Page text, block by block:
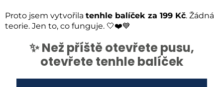
Proto jsem vytvořila tenhle balíček za 199 Kč. Žádná
teorie. Jen to, co funguje. 🤍❤️💙
✨ Než příště otevřete pusu,
otevřete tenhle balíček